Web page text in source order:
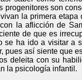
progenitores son
la primera etapa
la aflicción de
de que es
se ha ido a visitar a
pues así siente que
deleita con su
la psicología infantil.